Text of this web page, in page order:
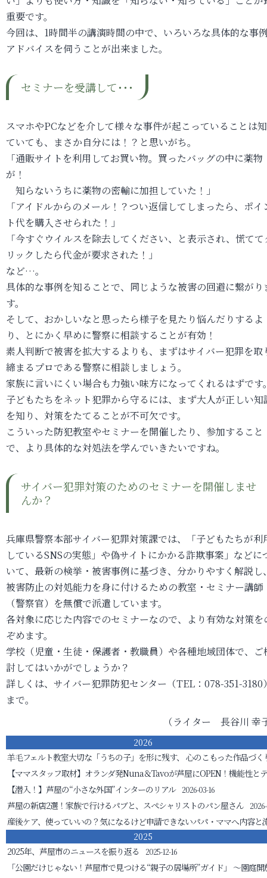
重要です。
今回は、1時間半の講演時間の中で、いろいろな具体的な事
アドバイスを伺うことが出来ました。
セミナーを受講して･･･
スマホやPCなどを介して様々な事件が起こっていることは
ていても、まさか自分には！？と思いがち。
「通販サイトを利用してお買い物。買ったバッグの中に薬物
が！
知らないうちに薬物の密輸に加担していた！」
「アイドルからのメール！？つい返信してしまったら、ポイ
ト代を購入させられた！」
「今すぐウイルスを除去してください、と表示され、慌てて
リックしたら代金が要求された！」
など…。
具体的な事例を知ることで、同じような被害の回避に繋がり
す。
そして、おかしいなと思ったら様子を見たり悩んだりするよ
り、とにかく早めに警察に相談することが有効！
素人判断で被害を拡大するよりも、まずはサイバー犯罪を取
締まるプロである警察に相談しましょう。
家族に言いにくい場合も力強い味方になってくれるはずです
子どもたちをネット犯罪から守るには、まず大人が正しい知
を知り、対策をたてることが不可欠です。
こういった防犯教室やセミナーを開催したり、参加すること
で、より具体的な対処法を学んでいきたいですね。
サイバー犯罪対策のためのセミナーを開催しませ
んか？
兵庫県警察本部サイバー犯罪対策課では、「子どもたちが利
しているSNSの実態」や偽サイトにかかる詐欺事案」などに
いて、最新の検挙・被害事例に基づき、分かりやすく解説し
被害防止の対処能力を身に付けるための教室・セミナー講師
（警察官）を無償で派遣しています。
各対象に応じた内容でのセミナーなので、より有効な対策を
ぞめます。
学校（児童・生徒・保護者・教職員）や各種地域団体で、ご
討してはいかがでしょうか？
詳しくは、サイバー犯罪防犯センター（TEL：078-351-3180
まで。
（ライター 長谷川 幸
2026
羊毛フェルト教室大切な「うちの子」を形に残す、 心のこもった作品づく
【ママスタッフ取材】オランダ発Nuna＆Tavoが芦屋にOPEN！機能性と
【潜入！】芦屋の“小さな外国”インターのリアル
2026-03-16
芦屋の新店2選！家族で行けるパブと、スペシャリストのパン屋さん
産後ケア、使っていいの？気になるけど申請できないパパ・ママへ内容と
2025
2025年、芦屋市のニュースを振り返る
2025-12-16
「公園だけじゃない！芦屋市で見つける“親子の居場所”ガイド」 ～園庭開